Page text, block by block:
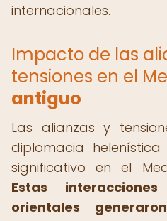
internacionales.
Impacto de las
tensiones en el
antiguo
Las alianzas y
diplomacia
significativo en el
Estas
orientales